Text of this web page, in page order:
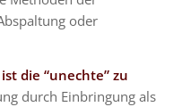
oder
die “unechte” zu
durch Einbringung als